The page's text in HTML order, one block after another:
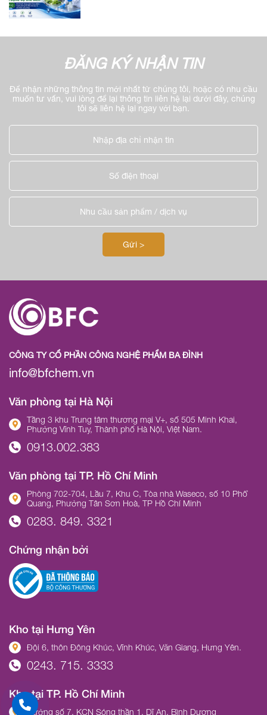
ĐĂNG KÝ NHẬN TIN
Để nhận những thông tin mới nhất từ chúng tôi, hoặc có nhu cầu
muốn tư vấn, vui lòng để lại thông tin liên hệ lại dưới đây, chúng
tôi sẽ liên hệ lại ngay với bạn.
CÔNG TY CỔ PHẦN CÔNG NGHỆ PHẨM BA ĐÌNH
info@bfchem.vn
Văn phòng tại Hà Nội
Tầng 3 khu Trung tâm thương mại V+, số 505 Minh Khai,
Phường Vĩnh Tuy, Thành phố Hà Nội, Việt Nam.
0913.002.383
Văn phòng tại TP. Hồ Chí Minh
Phòng 702-704, Lầu 7, Khu C, Tòa nhà Waseco, số 10 Phổ
Quang, Phường Tân Sơn Hoà, TP Hồ Chí Minh
0283. 849. 3321
Chứng nhận bởi
Kho tại Hưng Yên
Đội 6, thôn Đông Khúc, Vĩnh Khúc, Văn Giang, Hưng Yên.
0243. 715. 3333
Kho tại TP. Hồ Chí Minh
Đường số 7, KCN Sóng thần 1, Dĩ An, Bình Dương